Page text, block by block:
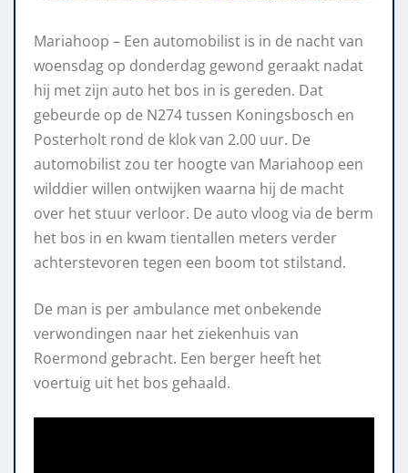
Mariahoop – Een automobilist is in de nacht van
woensdag op donderdag gewond geraakt nadat
hij met zijn auto het bos in is gereden. Dat
gebeurde op de N274 tussen Koningsbosch en
Posterholt rond de klok van 2.00 uur. De
automobilist zou ter hoogte van Mariahoop een
wilddier willen ontwijken waarna hij de macht
over het stuur verloor. De auto vloog via de berm
het bos in en kwam tientallen meters verder
achterstevoren tegen een boom tot stilstand.
De man is per ambulance met onbekende
verwondingen naar het ziekenhuis van
Roermond gebracht. Een berger heeft het
voertuig uit het bos gehaald.